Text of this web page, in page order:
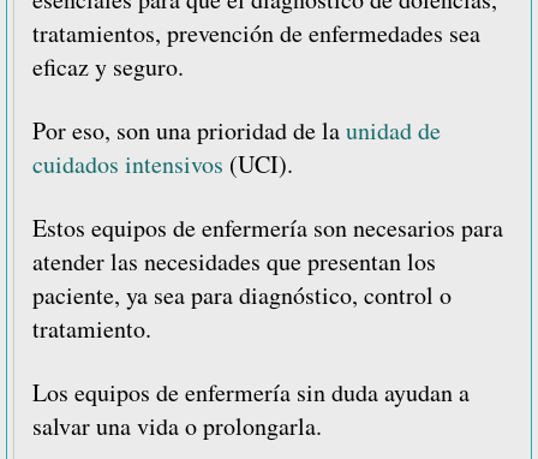
hospital
tratamientos, prevención de enfermedades sea
eficaz y seguro.
Por eso, son una prioridad de launidad de
cuidados intensivos (UCI).
Estos equipos de enfermería son necesarios para
atender las necesidades que presentan los
paciente, ya sea para diagnóstico, control o
tratamiento.
Los equipos de enfermería sin duda ayudan a
salvar una vida o prolongarla.